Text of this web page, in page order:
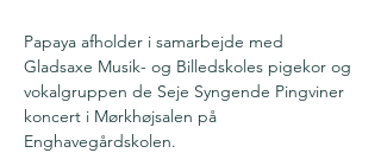
Papaya afholder i samarbejde med
Gladsaxe Musik- og Billedskoles pigekor og
vokalgruppen de Seje Syngende Pingviner
koncert i Mørkhøjsalen på
Enghavegårdskolen.